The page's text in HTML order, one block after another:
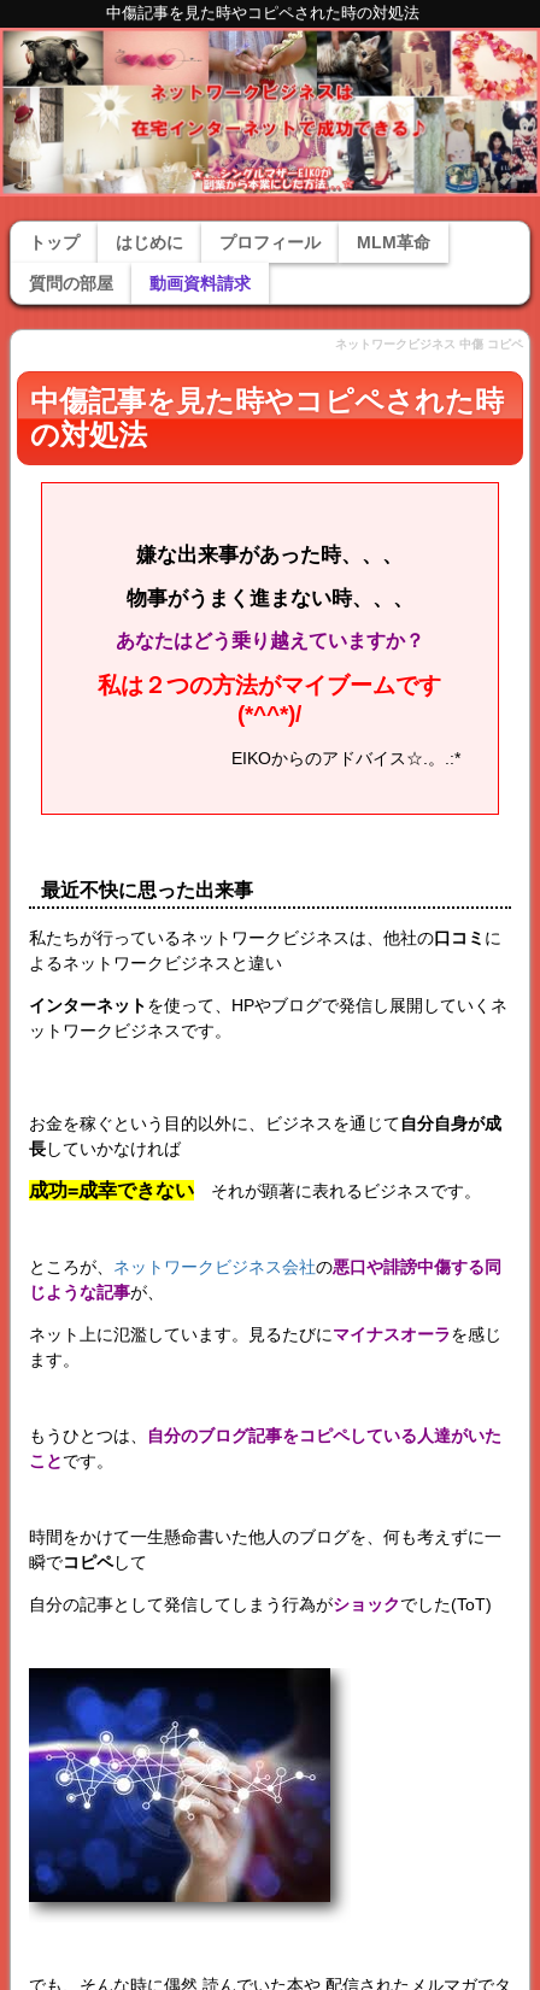
中傷記事を見た時やコピペされた時の対処法
トップ はじめに プロフィール MLM革命
質問の部屋 動画資料請求
ネットワークビジネス 中傷 コピペ
中傷記事を見た時やコピペされた時
の対処法
嫌な出来事があった時、、、
物事がうまく進まない時、、、
あなたはどう乗り越えていますか？
私は２つの方法がマイブームです
(*^^*)/
EIKOからのアドバイス☆.。.:*
最近不快に思った出来事
私たちが行っているネットワークビジネスは、他社の口コミ に
よるネットワークビジネスと違い
インターネットを使って、HPやブログで発信し展開していくネ
ットワークビジネスです。
お金を稼ぐという目的以外に、ビジネスを通じて自分自身が成
長していかなければ
成功=成幸できないそれが顕著に表れるビジネスです。
ところが、 ネットワークビジネス会社の悪口や誹謗中傷する同
じような記事が、
ネット上に氾濫しています。見るたびにマイナスオーラを感じ
ます。
もうひとつは、
自分のブログ記事をコピペしている人達がいた
ことです。
時間をかけて一生懸命書いた他人のブログを、何も考えずに一
瞬でコピペして
自分の記事として発信してしまう行為がショックでした(ToT)
でも、そんな時に偶然 読んでいた本や 配信されたメルマガでタ